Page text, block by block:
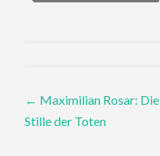
Post
← Maximilian Rosar: Die
Stille der Toten